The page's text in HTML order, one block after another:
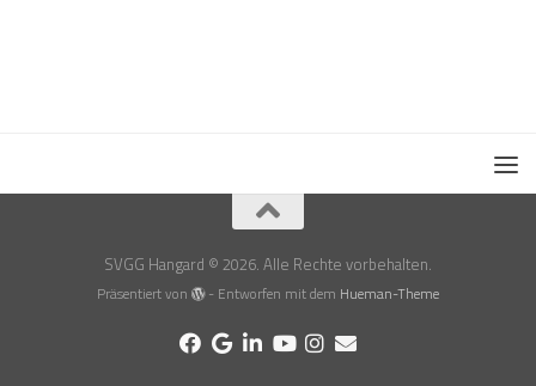
SVGG Hangard © 2026. Alle Rechte vorbehalten.
Präsentiert von - Entworfen mit dem Hueman-Theme